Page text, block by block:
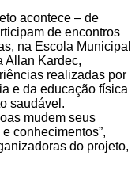
acontece – de
de encontros
na Escola Municipal
Allan Kardec,
realizadas por
e da educação física
saudável.
mudem seus
conhecimentos”,
do projeto,